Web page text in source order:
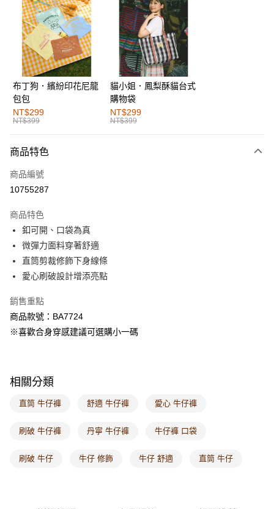
超商取貨付款
LINE Pay
街口支付
運送方式
全家取貨付款
每筆NT$60，滿NT$1,000(含以上)免運費
付款後全家取貨
萊爾富取貨付款
付款後萊爾富取貨
每筆NT$60，滿NT$1,000(含以上)免運費
7-11取貨付款
每筆NT$60，滿NT$1,000(含以上)免運費
付款後7-11取貨
每筆NT$60，滿NT$1,000(含以上)免運費
付款後門市自取
每筆NT$60，滿NT$1,000(含以上)免運費
布丁狗．繽紛印花尼龍
包包
NT$299
NT$399
貓小姐．鳳梨酥貓台式
購物袋
NT$299
NT$399
商品特色
商品編號
10755287
商品特色
釦可開、口袋為真
微彈力面料穿著舒適
直筒剪裁修飾下身線條
愛心刷破設計增添亮點
銷售重點
商品款號：BA7724
※喜歡合身穿感建議可選購小一碼
相關分類
直筒 牛仔褲 舒適 牛仔褲 愛心 牛仔褲
刷破 牛仔褲 丹寧 牛仔褲 牛仔褲 口袋
刷破 牛仔 牛仔 修飾 牛仔 舒適 直筒 牛仔